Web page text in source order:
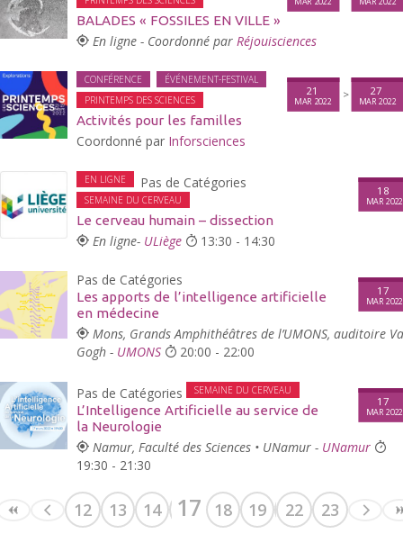
BALADES « FOSSILES EN VILLE »
En ligne - Coordonné par Réjouisciences
CONFÉRENCE
ÉVÉNEMENT-FESTIVAL
PRINTEMPS DES SCIENCES
Activités pour les familles
21
MAR 2022
> 27
MAR 2022
Coordonné par Inforsciences
EN LIGNE Pas de Catégories
SEMAINE DU CERVEAU
Le cerveau humain – dissection
18
MAR 2022
En ligne- ULiège 13:30 - 14:30
Pas de Catégories
Les apports de l’intelligence artificielle
en médecine
17
MAR 2022
Mons, Grands Amphithéâtres de l’UMONS, auditoire
Gogh - UMONS 20:00 - 22:00
Pas de Catégories SEMAINE DU CERVEAU
L’Intelligence Artificielle au service de
la Neurologie
17
MAR 2022
Namur, Faculté des Sciences • UNamur - UNamur
19:30 - 21:30
12 13 14 15 16
17 18 19 20 21
22 23